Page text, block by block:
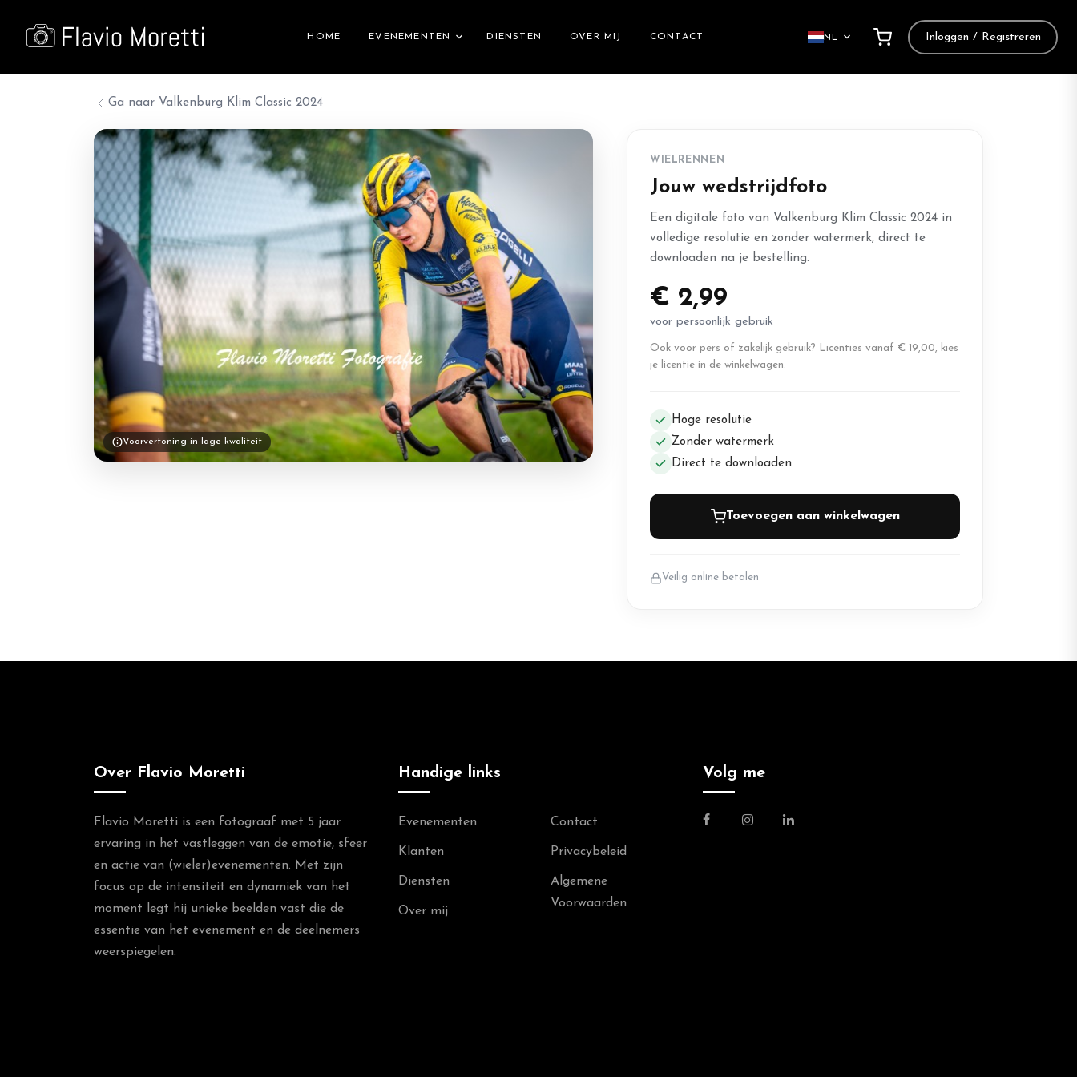
HOME EVENEMENTEN DIENSTEN OVER MIJ CONTACT NL Inloggen / Registreren
Ga naar Valkenburg Klim Classic 2024
Voorvertoning in lage kwaliteit
WIELRENNEN
Jouw wedstrijdfoto
Een digitale foto van Valkenburg Klim Classic 2024 in
volledige resolutie en zonder watermerk, direct te
downloaden na je bestelling.
€ 2,99
voor persoonlijk gebruik
Ook voor pers of zakelijk gebruik? Licenties vanaf € 19,00, kies
je licentie in de winkelwagen.
Hoge resolutie
Zonder watermerk
Direct te downloaden
Toevoegen aan winkelwagen
Veilig online betalen
Over Flavio Moretti
Flavio Moretti is een fotograaf met 5 jaar
ervaring in het vastleggen van de emotie, sfeer
en actie van (wieler)evenementen. Met zijn
focus op de intensiteit en dynamiek van het
moment legt hij unieke beelden vast die de
essentie van het evenement en de deelnemers
weerspiegelen.
Handige links
Evenementen
Klanten
Diensten
Over mij
Contact
Privacybeleid
Algemene
Voorwaarden
Volg me